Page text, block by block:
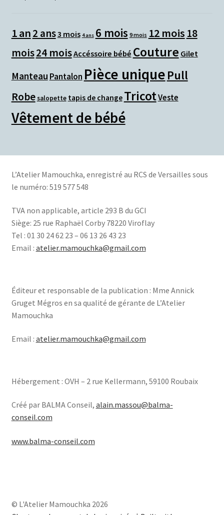
1 an2 ans3 mois 4 ans 6 mois 9 mois 12 mois 18
mois24 moisAccéssoire bébé Couture Gilet
Manteau Pantalon Pièce uniquePull
Robe salopette tapis de change TricotVeste
Vêtement de bébé
L’Atelier Mamouchka, enregistré au RCS de Versailles sous
le numéro: 519 577 548
TVA non applicable, article 293 B du GCI
Siège: 25 rue Raphaël Corby 78220 Viroflay
Tel : 01 30 24 62 23 – 06 13 26 43 23
Email : atelier.mamouchka@gmail.com
Éditeur et responsable de la publication : Mme Annick
Gruget Mégros en sa qualité de gérante de L’Atelier
Mamouchka
Email : atelier.mamouchka@gmail.com
Hébergement : OVH – 2 rue Kellermann, 59100 Roubaix
Créé par BALMA Conseil, alain.massou@balma-
conseil.com
www.balma-conseil.com
© L'Atelier Mamouchka 2026